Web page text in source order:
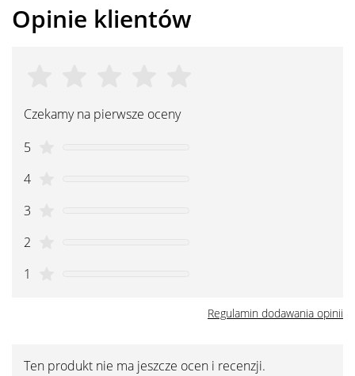
Opinie klientów
Czekamy na pierwsze oceny
5
4
3
2
1
Regulamin dodawania opinii
Ten produkt nie ma jeszcze ocen i recenzji.